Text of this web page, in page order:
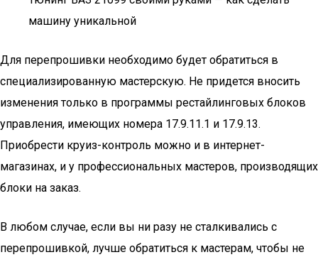
машину уникальной
Для перепрошивки необходимо будет обратиться в
специализированную мастерскую. Не придется вносить
изменения только в программы рестайлинговых блоков
управления, имеющих номера 17.9.11.1 и 17.9.13.
Приобрести круиз-контроль можно и в интернет-
магазинах, и у профессиональных мастеров, производящих
блоки на заказ.
В любом случае, если вы ни разу не сталкивались с
перепрошивкой, лучше обратиться к мастерам, чтобы не